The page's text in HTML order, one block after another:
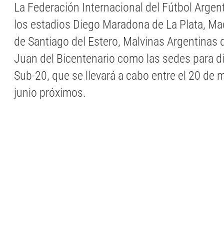
La Federación Internacional del Fútbol
los estadios Diego Maradona de La Plata,
de Santiago del Estero, Malvinas Argentinas
Juan del Bicentenario como las sedes para
Sub-20, que se llevará a cabo entre el 20 de
junio próximos.